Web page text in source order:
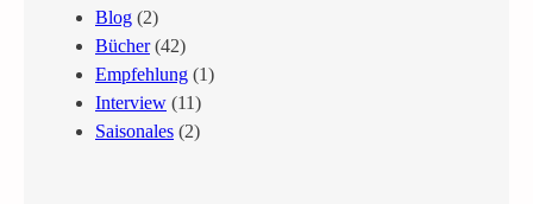
e
n
d
a
Blog (2)
Bücher(42)
Empfehlung (1)
Interview (11)
Saisonales (2)